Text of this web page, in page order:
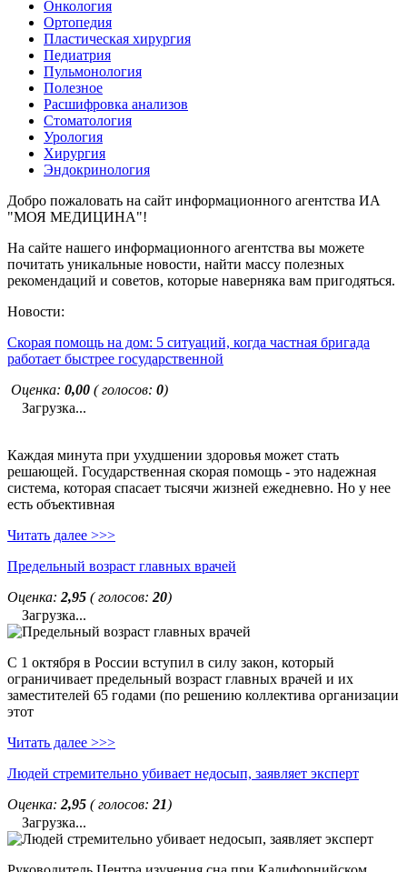
Онкология
Ортопедия
Пластическая хирургия
Педиатрия
Пульмонология
Полезное
Расшифровка анализов
Стоматология
Урология
Хирургия
Эндокринология
Добро пожаловать на сайт информационного агентства ИА
"МОЯ МЕДИЦИНА"!
На сайте нашего информационного агентства вы можете
почитать уникальные новости, найти массу полезных
рекомендаций и советов, которые наверняка вам пригодяться.
Новости:
Скорая помощь на дом: 5 ситуаций, когда частная бригада
работает быстрее государственной
Оценка: 0,00 ( голосов: 0)
Загрузка...
Каждая минута при ухудшении здоровья может стать
решающей. Государственная скорая помощь - это надежная
система, которая спасает тысячи жизней ежедневно. Но у нее
есть объективная
Читать далее >>>
Предельный возраст главных врачей
Оценка: 2,95 ( голосов: 20)
Загрузка...
С 1 октября в России вступил в силу закон, который
ограничивает предельный возраст главных врачей и их
заместителей 65 годами (по решению коллектива организации
этот
Читать далее >>>
Людей стремительно убивает недосып, заявляет эксперт
Оценка: 2,95 ( голосов: 21)
Загрузка...